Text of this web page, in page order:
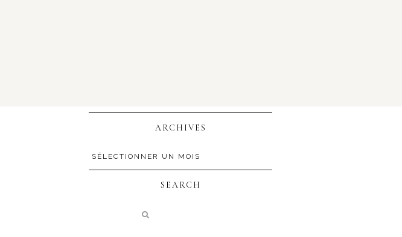
ARCHIVES
SEARCH